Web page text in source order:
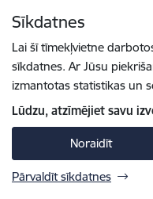
Sīkdatnes
Lai šī tīmekļvietne
sīkdatnes. Ar Jūsu
izmantotas statistikas un
Lūdzu, atzīmējiet savu
Noraidīt
Pārvaldīt sīkdatnes